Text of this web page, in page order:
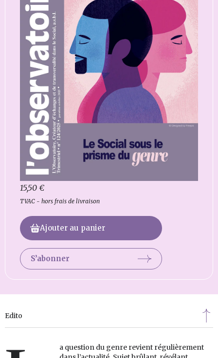
15,50 €
TVAC - hors frais de livraison
Ajouter au panier
S’abonner
Edito
a question du genre revient régulièrement